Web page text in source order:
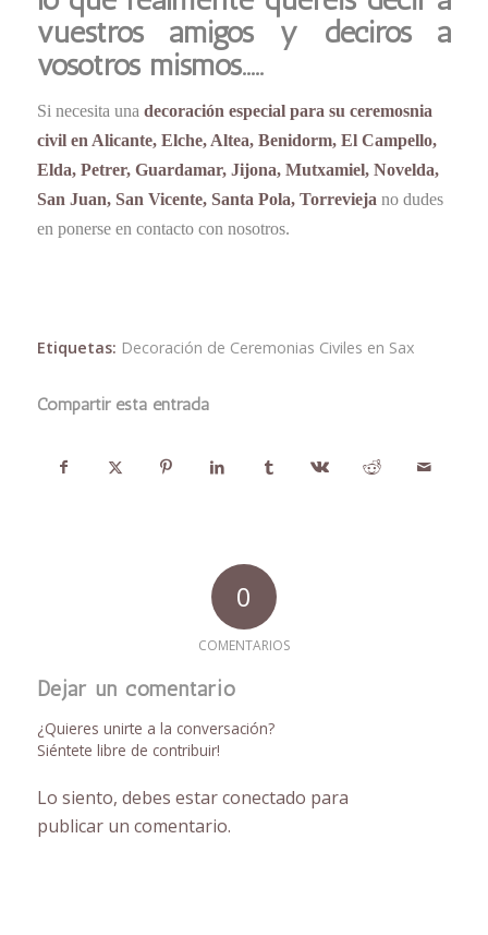
vuestros amigos y deciros a
vosotros mismos…..
Si necesita una decoración especial para su ceremosnia
civil en Alicante, Elche, Altea, Benidorm, El Campello,
Elda, Petrer, Guardamar, Jijona, Mutxamiel, Novelda,
San Juan, San Vicente, Santa Pola, Torrevieja no dudes
en ponerse en contacto con nosotros.
Etiquetas: Decoración de Ceremonias Civiles en Sax
Compartir esta entrada
0
COMENTARIOS
Dejar un comentario
¿Quieres unirte a la conversación?
Siéntete libre de contribuir!
Lo siento, debes estarconectado para
publicar un comentario.